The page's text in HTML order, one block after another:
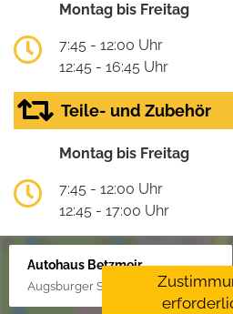
Montag bis Freitag
7:45 - 12:00 Uhr
12:45 - 16:45 Uhr
Teile- und Zubehör
Montag bis Freitag
7:45 - 12:00 Uhr
12:45 - 17:00 Uhr
Autohaus Betzmeir
Augsburger Str. 33, 86551 Aichach